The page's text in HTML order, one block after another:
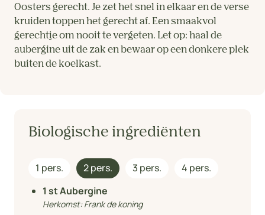
Oosters gerecht. Je zet het snel in elkaar en de verse
kruiden toppen het gerecht af. Een smaakvol
gerechtje om nooit te vergeten. Let op: haal de
aubergine uit de zak en bewaar op een donkere plek
buiten de koelkast.
Biologische ingrediënten
1 pers. 2 pers. 3 pers.
4 pers.
1 st Aubergine
Herkomst:Frank de koning